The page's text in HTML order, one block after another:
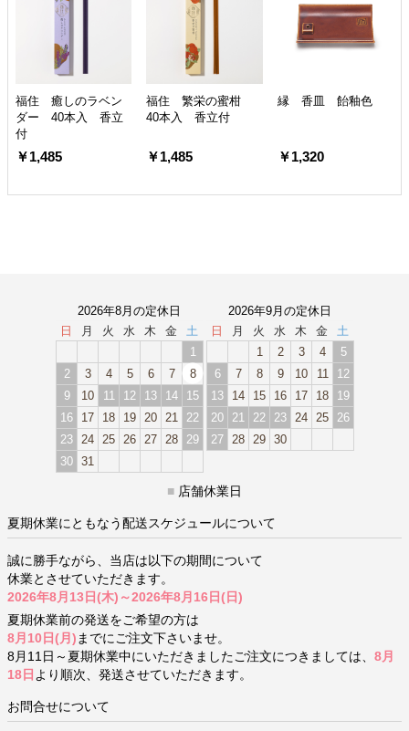
福住 癒しのラベン
ダー 40本入 香立
付
￥1,485
福住 繁栄の蜜柑
40本入 香立付
￥1,485
縁 香皿 飴釉色
￥1,320
2026年8月の定休日
日
月 火 水 木 金
土
1
2
3 4 5 6 7
8
9
10 11 12 13 14
15
16
17 18 19 20 21
22
23
24 25 26 27 28
29
30 31
2026年9月の定休日
日
月 火 水 木 金
土
1
2 3 4
5
6
7 8 9 10 11
12
13
14 15 16 17 18
19
20
21 22 23 24 25
26
27
28 29 30
■ 店舗休業日
夏期休業にともなう配送スケジュールについて
誠に勝手ながら、当店は以下の期間について
休業とさせていただきます。
2026年8月13日(木)～2026年8月16日(日)
夏期休業前の発送をご希望の方は
8月10日(月) までにご注文下さいませ。
8月11日～夏期休業中にいただきましたご注文につきましては、 8月
18日 より順次、発送させていただきます。
お問合せについて